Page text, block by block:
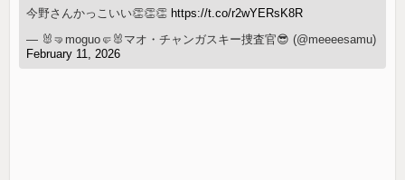
今野さんかっこいい👏👏👏 https://t.co/r2wYERsK8R
— 🐰🤜moguo🤛🐰マオ・チャンガスキー捜査官😎 (@meeeesamu)
February 11, 2026